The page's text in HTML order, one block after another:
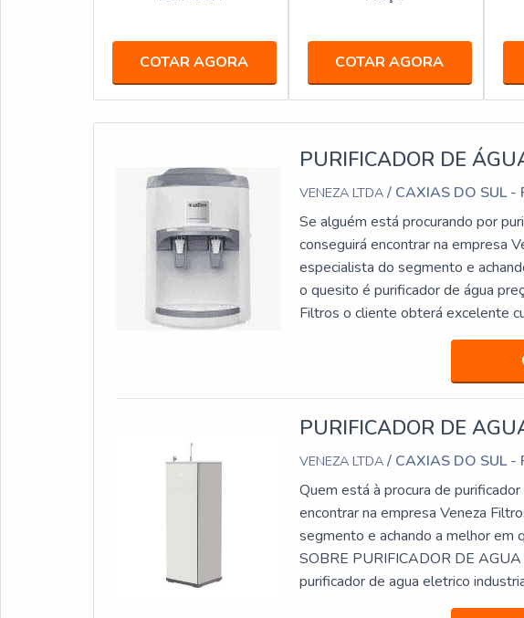
COTAR AGORA COTAR AGORA
PURIFICADOR DE
VENEZA LTDA/ CAXIAS DO SUL -
Se alguém está procurando por
conseguirá encontrar na empresa
especialista do segmento e
o quesito é purificador de água
Filtros o cliente obterá excelente
especializada.UM POUCO MAIS
PURIFICADOR DE
VENEZA LTDA/ CAXIAS DO SUL -
Quem está à procura de
encontrar na empresa Veneza
segmento e achando a melhor em
SOBRE PURIFICADOR DE
purificador de agua eletrico
Filtros. A empresa trabalha com